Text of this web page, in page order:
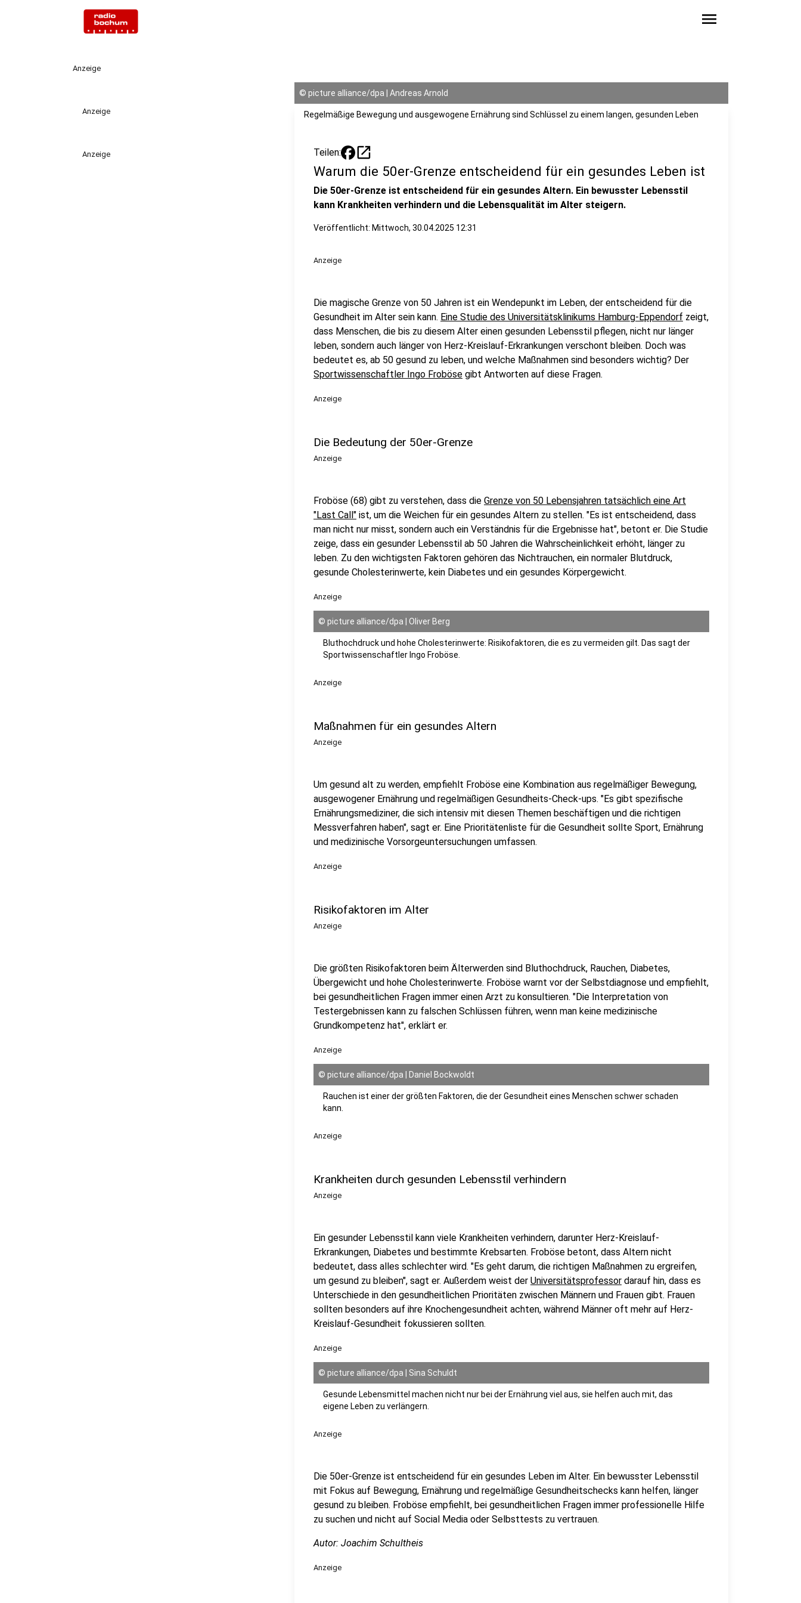
menu
Anzeige
Anzeige
Anzeige
© picture alliance/dpa | Andreas Arnold
Regelmäßige Bewegung und ausgewogene Ernährung sind Schlüssel zu einem langen, gesunden Leben
Teilen: open_in_new
Warum die 50er-Grenze entscheidend für ein gesundes Leben ist
Die 50er-Grenze ist entscheidend für ein gesundes Altern. Ein bewusster Lebensstil
kann Krankheiten verhindern und die Lebensqualität im Alter steigern.
Veröffentlicht: Mittwoch, 30.04.2025 12:31
Anzeige
Die magische Grenze von 50 Jahren ist ein Wendepunkt im Leben, der entscheidend für die
Gesundheit im Alter sein kann. Eine Studie des Universitätsklinikums Hamburg-Eppendorf zeigt,
dass Menschen, die bis zu diesem Alter einen gesunden Lebensstil pflegen, nicht nur länger
leben, sondern auch länger von Herz-Kreislauf-Erkrankungen verschont bleiben. Doch was
bedeutet es, ab 50 gesund zu leben, und welche Maßnahmen sind besonders wichtig? Der
Sportwissenschaftler Ingo Froböse gibt Antworten auf diese Fragen.
Anzeige
Die Bedeutung der 50er-Grenze
Anzeige
Froböse (68) gibt zu verstehen, dass die Grenze von 50 Lebensjahren tatsächlich eine Art
"Last Call" ist, um die Weichen für ein gesundes Altern zu stellen. "Es ist entscheidend, dass
man nicht nur misst, sondern auch ein Verständnis für die Ergebnisse hat", betont er. Die Studie
zeige, dass ein gesunder Lebensstil ab 50 Jahren die Wahrscheinlichkeit erhöht, länger zu
leben. Zu den wichtigsten Faktoren gehören das Nichtrauchen, ein normaler Blutdruck,
gesunde Cholesterinwerte, kein Diabetes und ein gesundes Körpergewicht.
Anzeige
© picture alliance/dpa | Oliver Berg
Bluthochdruck und hohe Cholesterinwerte: Risikofaktoren, die es zu vermeiden gilt. Das sagt der
Sportwissenschaftler Ingo Froböse.
Anzeige
Maßnahmen für ein gesundes Altern
Anzeige
Um gesund alt zu werden, empfiehlt Froböse eine Kombination aus regelmäßiger Bewegung,
ausgewogener Ernährung und regelmäßigen Gesundheits-Check-ups. "Es gibt spezifische
Ernährungsmediziner, die sich intensiv mit diesen Themen beschäftigen und die richtigen
Messverfahren haben", sagt er. Eine Prioritätenliste für die Gesundheit sollte Sport, Ernährung
und medizinische Vorsorgeuntersuchungen umfassen.
Anzeige
Risikofaktoren im Alter
Anzeige
Die größten Risikofaktoren beim Älterwerden sind Bluthochdruck, Rauchen, Diabetes,
Übergewicht und hohe Cholesterinwerte. Froböse warnt vor der Selbstdiagnose und empfiehlt,
bei gesundheitlichen Fragen immer einen Arzt zu konsultieren. "Die Interpretation von
Testergebnissen kann zu falschen Schlüssen führen, wenn man keine medizinische
Grundkompetenz hat", erklärt er.
Anzeige
© picture alliance/dpa | Daniel Bockwoldt
Rauchen ist einer der größten Faktoren, die der Gesundheit eines Menschen schwer schaden
kann.
Anzeige
Krankheiten durch gesunden Lebensstil verhindern
Anzeige
Ein gesunder Lebensstil kann viele Krankheiten verhindern, darunter Herz-Kreislauf-
Erkrankungen, Diabetes und bestimmte Krebsarten. Froböse betont, dass Altern nicht
bedeutet, dass alles schlechter wird. "Es geht darum, die richtigen Maßnahmen zu ergreifen,
um gesund zu bleiben", sagt er. Außerdem weist der Universitätsprofessor darauf hin, dass es
Unterschiede in den gesundheitlichen Prioritäten zwischen Männern und Frauen gibt. Frauen
sollten besonders auf ihre Knochengesundheit achten, während Männer oft mehr auf Herz-
Kreislauf-Gesundheit fokussieren sollten.
Anzeige
© picture alliance/dpa | Sina Schuldt
Gesunde Lebensmittel machen nicht nur bei der Ernährung viel aus, sie helfen auch mit, das
eigene Leben zu verlängern.
Anzeige
Die 50er-Grenze ist entscheidend für ein gesundes Leben im Alter. Ein bewusster Lebensstil
mit Fokus auf Bewegung, Ernährung und regelmäßige Gesundheitschecks kann helfen, länger
gesund zu bleiben. Froböse empfiehlt, bei gesundheitlichen Fragen immer professionelle Hilfe
zu suchen und nicht auf Social Media oder Selbsttests zu vertrauen.
Autor: Joachim Schultheis
Anzeige